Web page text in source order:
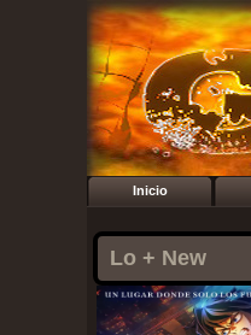
Inicio
Lo + New